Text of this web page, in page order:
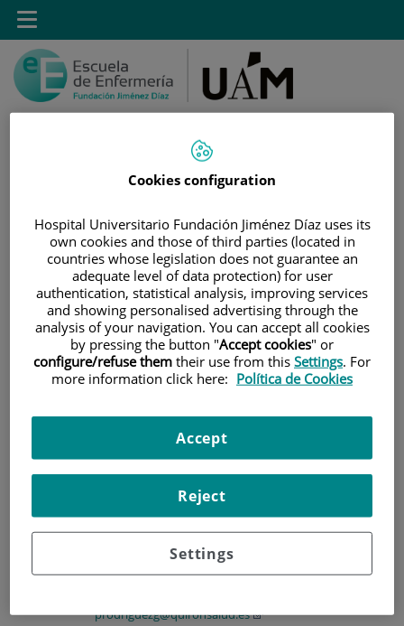
Saltar al contenido
contenido
Toggle
navigation
INICIO|ESTUDIOS|POSTGRADO
|MÁSTER PROPIO POR LA UAM EN MANEJO Y
CUIDADOS DEL PACIENTE CON DISPOSITIVO DE ACCESO
VASCULAR
|DIRECCIÓN ACADÉMICA
Dirección Académica
Paloma Rodríguez Gómez
Directora de EEFJD - UAM.
prodriguezg@quironsalud.es
Cookies configuration
Hospital Universitario Fundación Jiménez Díaz uses its
own cookies and those of third parties (located in
countries whose legislation does not guarantee an
adequate level of data protection) for user
authentication, statistical analysis, improving services
and showing personalised advertising through the
analysis of your navigation. You can accept all cookies
by pressing the button "Accept cookies" or
configure/refuse them their use from this Settings. For
more information click here: Política de Cookies
Settings
Reject
Accept